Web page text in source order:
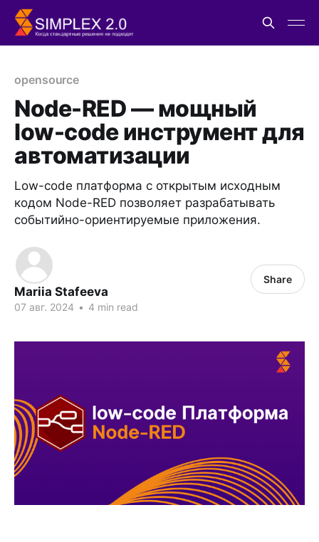
opensource
Node-RED — мощный
low-code инструмент для
автоматизации
Low-code платформа с открытым исходным
кодом Node-RED позволяет разрабатывать
событийно-ориентируемые приложения.
Mariia Stafeeva
07 авг. 2024 • 4 min read
Share